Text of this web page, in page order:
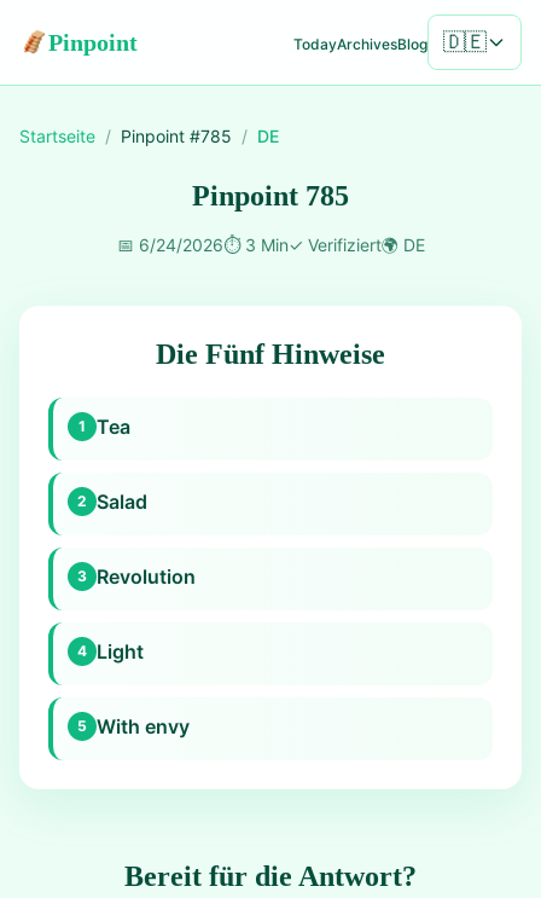
Pinpoint TodayArchivesBlog 🇩🇪
Startseite / Pinpoint #785 / DE
Pinpoint 785
📅 6/24/2026⏱️ 3 Min✓ Verifiziert🌍 DE
Die Fünf Hinweise
1 Tea
2 Salad
3 Revolution
4 Light
5 With envy
Bereit für die Antwort?